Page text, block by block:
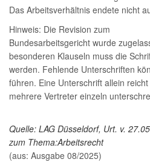
Das Arbeitsverhältnis endete nicht
Hinweis: Die Revision zum
Bundesarbeitsgericht wurde
besonderen Klauseln muss die
werden. Fehlende Unterschriften
führen. Eine Unterschrift allein
mehrere Vertreter einzeln
Quelle: LAG Düsseldorf, Urt. v.
zum Thema:Arbeitsrecht
(aus: Ausgabe 08/2025)